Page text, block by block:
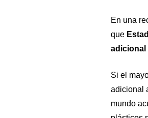
En una
que
adicional
Si el
adicional
mundo